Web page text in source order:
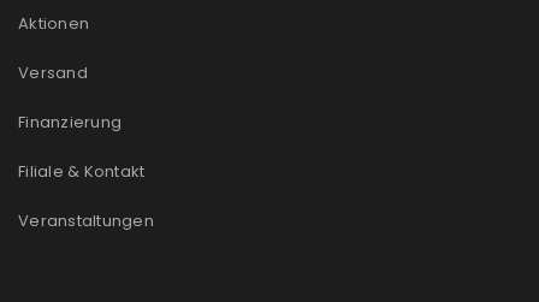
Aktionen
Versand
Finanzierung
Filiale & Kontakt
Veranstaltungen